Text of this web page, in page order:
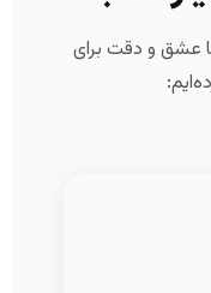
عشق و دقت برای